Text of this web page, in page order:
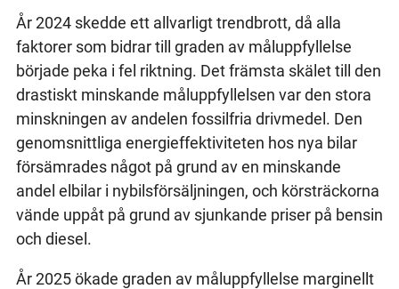
År 2024 skedde ett allvarligt trendbrott, då alla
faktorer som bidrar till graden av måluppfyllelse
började peka i fel riktning. Det främsta skälet till den
drastiskt minskande måluppfyllelsen var den stora
minskningen av andelen fossilfria drivmedel. Den
genomsnittliga energieffektiviteten hos nya bilar
försämrades något på grund av en minskande
andel elbilar i nybilsförsäljningen, och körsträckorna
vände uppåt på grund av sjunkande priser på bensin
och diesel.
År 2025 ökade graden av måluppfyllelse marginellt